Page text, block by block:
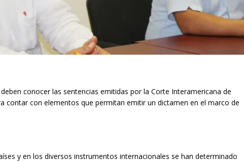
conocer las sentencias emitidas por la Corte Interamericana de
contar con elementos que permitan emitir un dictamen en el marco de
y en los diversos instrumentos internacionales se han determinado